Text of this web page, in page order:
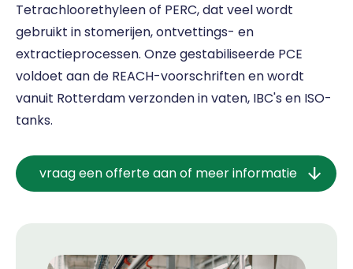
Tetrachloorethyleen of PERC, dat veel wordt
gebruikt in stomerijen, ontvettings- en
extractieprocessen. Onze gestabiliseerde PCE
voldoet aan de REACH-voorschriften en wordt
vanuit Rotterdam verzonden in vaten, IBC's en ISO-
tanks.
vraag een offerte aan of meer informatie